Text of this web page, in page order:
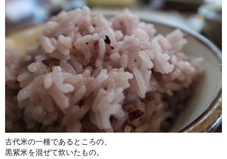
古代米の一種であるところの、
黒紫米を混ぜて炊いたもの。